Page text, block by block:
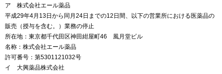
ア 株式会社エール薬品
平成29年4月13日から同月24日までの12日間、以下の営業所における医薬品の
販売（授与を含む。）業務の停止
所在地：東京都千代田区神田紺屋町46 風月堂ビル
名称：株式会社エール薬品
許可番号：第5301121032号
イ 大興薬品株式会社